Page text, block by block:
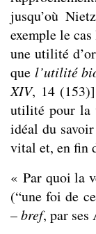
jusqu’où
exemple le
une utilité
que l’utilité
XIV, 14
utilité pour la
idéal du
vital et, en fin
« Par quoi la
(“une foi de
–bref, par ses